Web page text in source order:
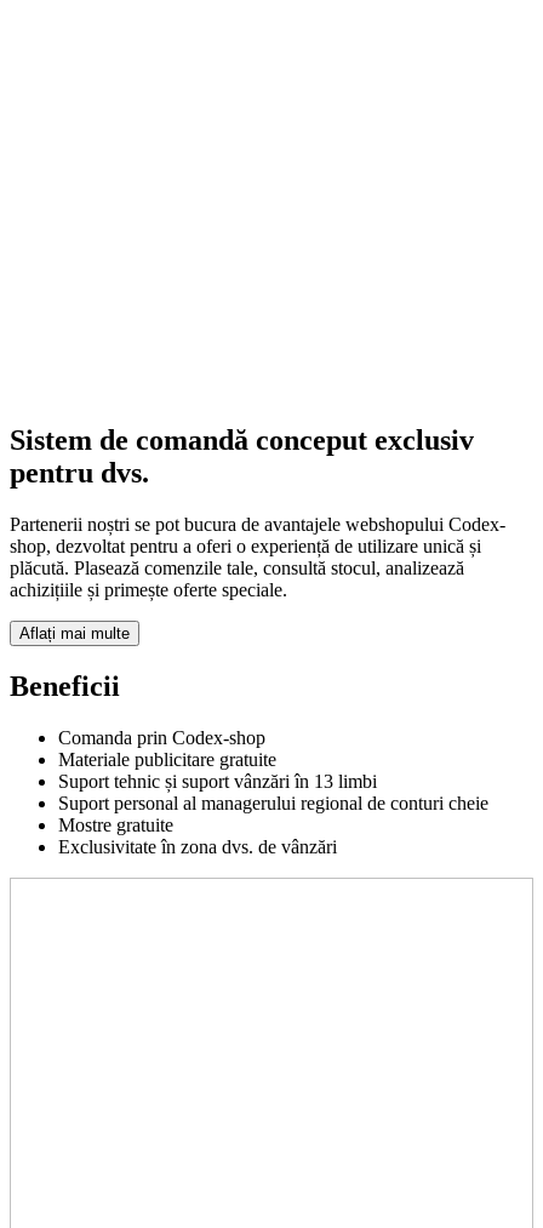
Sistem de comandă conceput exclusiv
pentru dvs.
Partenerii noștri se pot bucura de avantajele webshopului Codex-
shop, dezvoltat pentru a oferi o experiență de utilizare unică și
plăcută. Plasează comenzile tale, consultă stocul, analizează
achizițiile și primește oferte speciale.
Aflați mai multe
Beneficii
Comanda prin Codex-shop
Materiale publicitare gratuite
Suport tehnic și suport vânzări în 13 limbi
Suport personal al managerului regional de conturi cheie
Mostre gratuite
Exclusivitate în zona dvs. de vânzări